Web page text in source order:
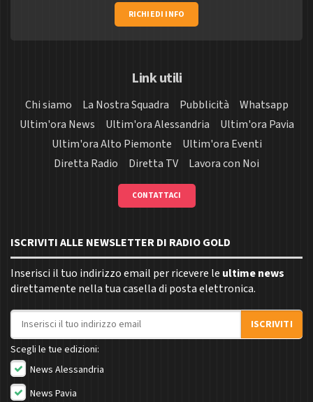
RICHIEDI INFO
Link utili
Chi siamo La Nostra Squadra Pubblicità
Whatsapp
Ultim'ora News
Ultim'ora Alessandria
Ultim'ora Pavia
Ultim'ora Alto Piemonte
Ultim'ora Eventi
Diretta Radio
Diretta TV Lavora con Noi
CONTATTACI
ISCRIVITI ALLE NEWSLETTER DI RADIO GOLD
Inserisci il tuo indirizzo email per ricevere le ultime news
direttamente nella tua casella di posta elettronica.
Indirizzo email
ISCRIVITI
Scegli le tue edizioni:
News Alessandria
News Pavia